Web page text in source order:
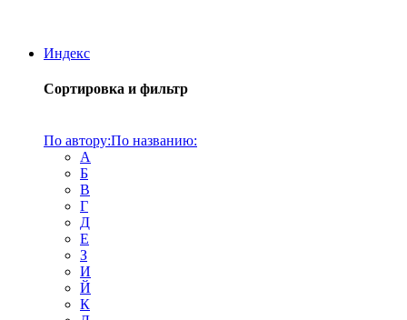
Индекс
Сортировка и фильтр
По автору:По названию:
А
Б
В
Г
Д
Е
З
И
Й
К